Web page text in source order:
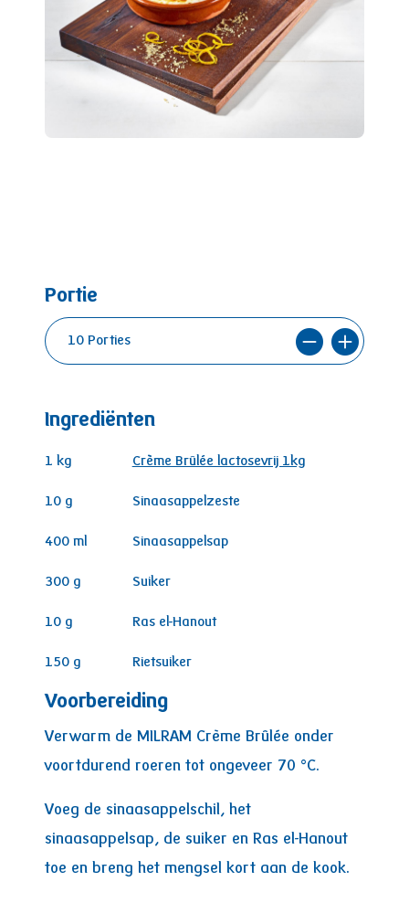
Portie
Ingrediënten
1 kg Crème Brûlée lactosevrij 1kg
10 g Sinaasappelzeste
400 ml Sinaasappelsap
300 g Suiker
10 g Ras el-Hanout
150 g Rietsuiker
Voorbereiding
Verwarm de MILRAM Crème Brûlée onder
voortdurend roeren tot ongeveer 70 °C.
Voeg de sinaasappelschil, het
sinaasappelsap, de suiker en Ras el-Hanout
toe en breng het mengsel kort aan de kook.